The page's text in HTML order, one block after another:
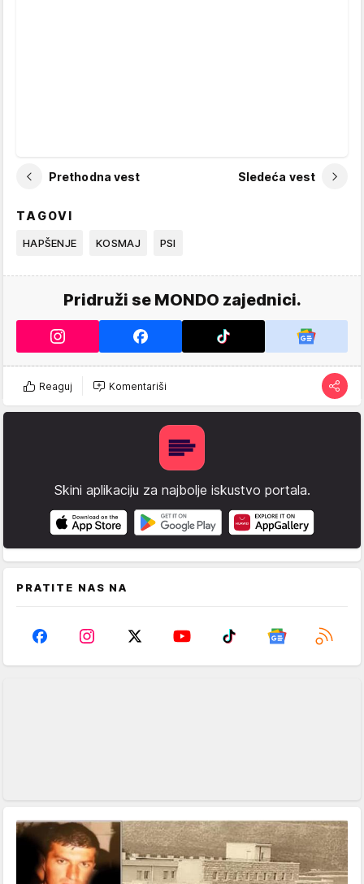
Prethodna vest Sledeća vest
TAGOVI
HAPŠENJE KOSMAJ PSI
Pridruži se MONDO zajednici.
Reaguj Komentariši
Skini aplikaciju za najbolje iskustvo portala.
PRATITE NAS NA